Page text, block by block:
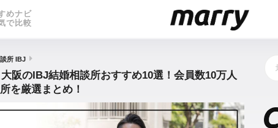
めナビ
で比較
所 IBJ
大阪のIBJ結婚相談所おすすめ10選！会員数10万人
を厳選まとめ！